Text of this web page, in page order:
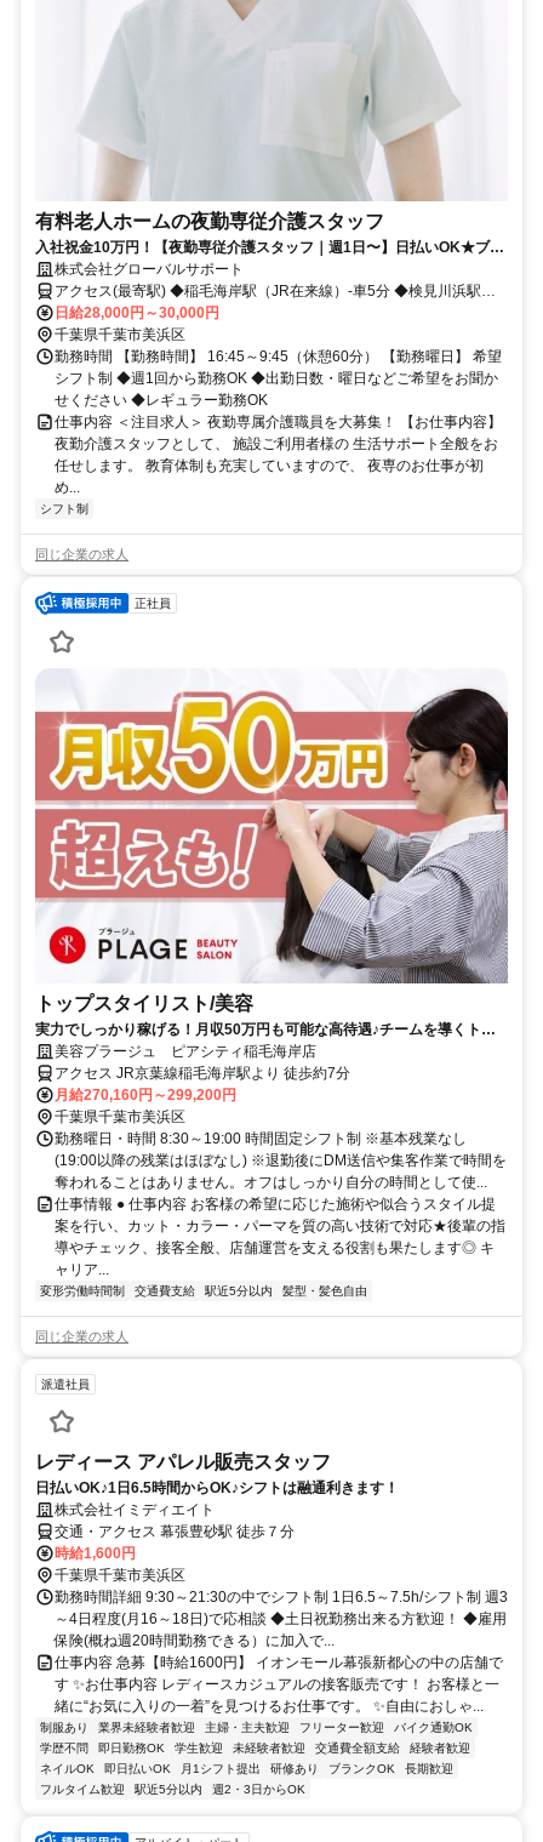
有料老人ホームの夜勤専従介護スタッフ
入社祝金10万円！【夜勤専従介護スタッフ｜週1日〜】日払いOK★ブラ
ンクOK／Wワーク・扶養内OK／髪色自由
株式会社グローバルサポート
アクセス(最寄駅) ◆稲毛海岸駅（JR在来線）-車5分 ◆検見川浜駅
（JR在来線）-車8分 ◆京成稲毛駅（京成千葉線）-車8分
日給28,000円～30,000円
千葉県千葉市美浜区
勤務時間 【勤務時間】 16:45～9:45（休憩60分） 【勤務曜日】 希望
シフト制 ◆週1回から勤務OK ◆出勤日数・曜日などご希望をお聞か
せください ◆レギュラー勤務OK
仕事内容 ＜注目求人＞ 夜勤専属介護職員を大募集！ 【お仕事内容】
夜勤介護スタッフとして、 施設ご利用者様の 生活サポート全般をお
任せします。 教育体制も充実していますので、 夜専のお仕事が初
め...
シフト制
同じ企業の求人
正社員
トップスタイリスト/美容
実力でしっかり稼げる！月収50万円も可能な高待遇♪チームを導くトッ
プスタイリスト！
美容プラージュ ピアシティ稲毛海岸店
アクセス JR京葉線稲毛海岸駅より 徒歩約7分
月給270,160円～299,200円
千葉県千葉市美浜区
勤務曜日・時間 8:30～19:00 時間固定シフト制 ※基本残業なし
(19:00以降の残業はほぼなし) ※退勤後にDM送信や集客作業で時間を
奪われることはありません。オフはしっかり自分の時間として使...
仕事情報 ● 仕事内容 お客様の希望に応じた施術や似合うスタイル提
案を行い、カット・カラー・パーマを質の高い技術で対応★後輩の指
導やチェック、接客全般、店舗運営を支える役割も果たします◎ キ
ャリア...
変形労働時間制 交通費支給 駅近5分以内 髪型・髪色自由
同じ企業の求人
派遣社員
レディース アパレル販売スタッフ
日払いOK♪1日6.5時間からOK♪シフトは融通利きます！
株式会社イミディエイト
交通・アクセス 幕張豊砂駅 徒歩７分
時給1,600円
千葉県千葉市美浜区
勤務時間詳細 9:30～21:30の中でシフト制 1日6.5～7.5h/シフト制 週3
～4日程度(月16～18日)で応相談 ◆土日祝勤務出来る方歓迎！ ◆雇用
保険(概ね週20時間勤務できる）に加入で...
仕事内容 急募【時給1600円】 イオンモール幕張新都心の中の店舗で
す ✨お仕事内容 レディースカジュアルの接客販売です！ お客様と一
緒に“お気に入りの一着”を見つけるお仕事です。 ✨自由におしゃ...
制服あり 業界未経験者歓迎 主婦・主夫歓迎 フリーター歓迎
バイク通勤OK
学歴不問
即日勤務OK 学生歓迎 未経験者歓迎 交通費全額支給
経験者歓迎
ネイルOK
即日払いOK 月1シフト提出 研修あり ブランクOK
長期歓迎
フルタイム歓迎
駅近5分以内 週2・3日からOK